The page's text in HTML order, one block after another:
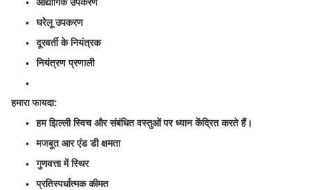
घरेलू उपकरण
दूरवर्ती के नियंत्रक
नियंत्रण प्रणाली
हमारा फायदा:
हम झिल्ली स्विच और संबंधित वस्तुओं पर ध्यान केंद्रित करते हैं।
मजबूत आर एंड डी क्षमता
गुणवत्ता में स्थिर
प्रतिस्पर्धात्मक कीमत